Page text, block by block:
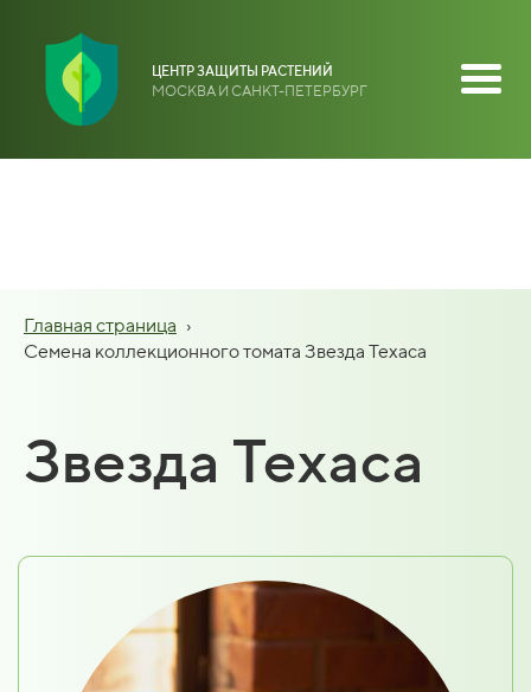
ЦЕНТР ЗАЩИТЫ РАСТЕНИЙ
МОСКВА И САНКТ-ПЕТЕРБУРГ
Главная страница ›
Семена коллекционного томата Звезда Техаса
Звезда Техаса